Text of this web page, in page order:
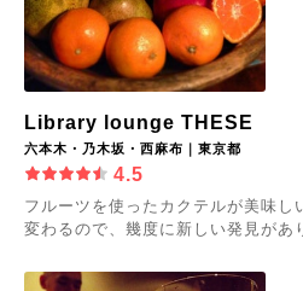
Library lounge THESE
六本木・乃木坂・西麻布｜東京都
4.5
フルーツを使ったカクテルが美味し
変わるので、幾度に新しい発見があ